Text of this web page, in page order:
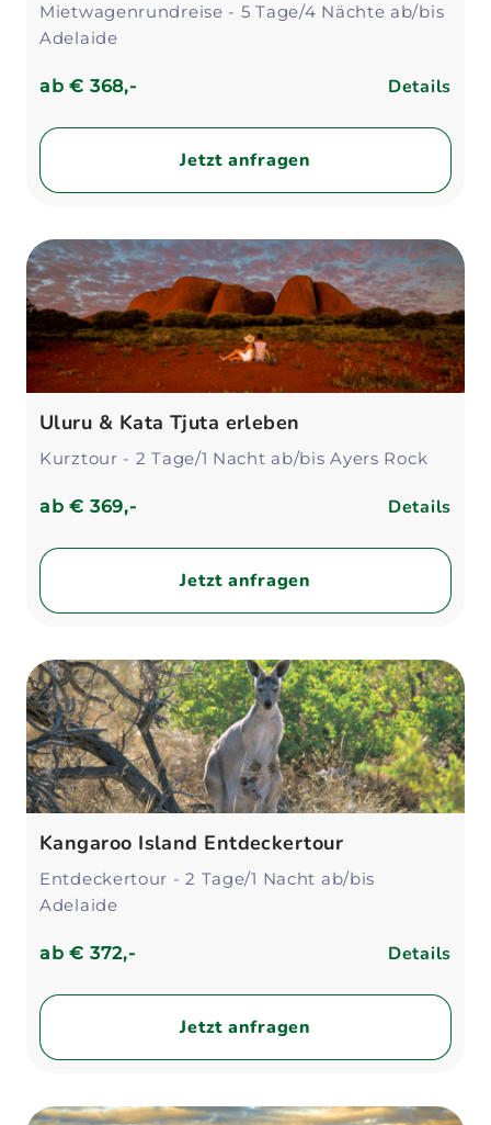
Mietwagenrundreise - 5 Tage/4 Nächte ab/bis
Adelaide
ab€ 368,- Details
Jetzt anfragen
Uluru & Kata Tjuta erleben
Kurztour - 2 Tage/1 Nacht ab/bis Ayers Rock
ab€ 369,- Details
Jetzt anfragen
Kangaroo Island Entdeckertour
Entdeckertour - 2 Tage/1 Nacht ab/bis
Adelaide
ab€ 372,- Details
Jetzt anfragen